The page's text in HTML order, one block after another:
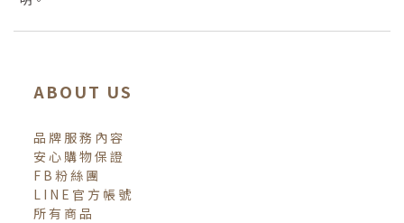
ABOUT US
品牌服務內容
安心購物保證
FB粉絲團
LINE官方帳號
所有商品